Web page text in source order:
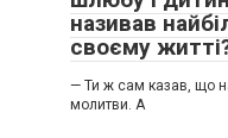
називав
своєму
— Ти ж сам казав, що
молитви. А